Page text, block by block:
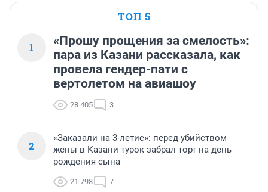
ТОП 5
1
«Прошу прощения за смелость»:
пара из Казани рассказала, как
провела гендер-пати с
вертолетом на авиашоу
28 405 3
2
«Заказали на 3-летие»: перед убийством
жены в Казани турок забрал торт на день
рождения сына
21 798 7